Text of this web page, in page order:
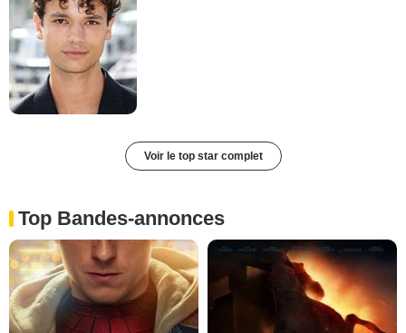
Voir le top star complet
Top Bandes-annonces